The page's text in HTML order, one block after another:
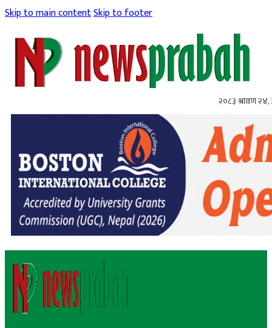
Skip to main contentSkip to footer
२०८३ श्रावण